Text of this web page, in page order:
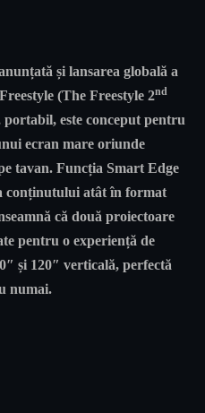
și lansarea globală a
(The Freestyle 2nd
este conceput pentru
ecran mare oriunde
tavan. Funcția Smart Edge
conținutului atât în format
că două proiectoare
pentru o experiență de
și 120″ verticală, perfectă
numai.